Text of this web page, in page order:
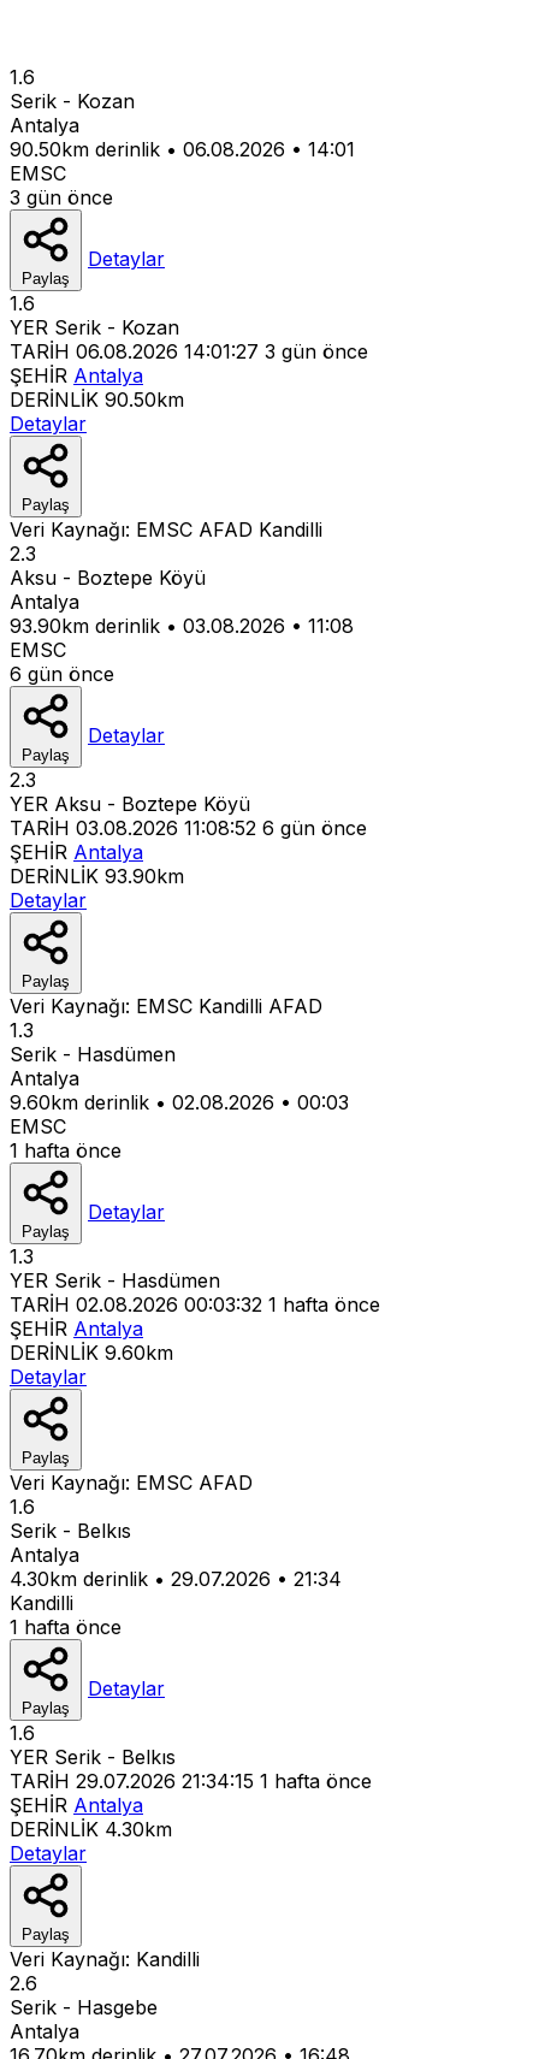
1.6
Serik - Kozan
Antalya
90.50km derinlik • 06.08.2026 • 14:01
EMSC
3 gün önce
Paylaş
Detaylar
1.6
YER Serik - Kozan
TARİH 06.08.2026 14:01:27 3 gün önce
ŞEHİR Antalya
DERİNLİK 90.50km
Detaylar
Paylaş
Veri Kaynağı: EMSC AFAD Kandilli
2.3
Aksu - Boztepe Köyü
Antalya
93.90km derinlik • 03.08.2026 • 11:08
EMSC
6 gün önce
Paylaş
Detaylar
2.3
YER Aksu - Boztepe Köyü
TARİH 03.08.2026 11:08:52 6 gün önce
ŞEHİR Antalya
DERİNLİK 93.90km
Detaylar
Paylaş
Veri Kaynağı: EMSC Kandilli AFAD
1.3
Serik - Hasdümen
Antalya
9.60km derinlik • 02.08.2026 • 00:03
EMSC
1 hafta önce
Paylaş
Detaylar
1.3
YER Serik - Hasdümen
TARİH 02.08.2026 00:03:32 1 hafta önce
ŞEHİR Antalya
DERİNLİK 9.60km
Detaylar
Paylaş
Veri Kaynağı: EMSC AFAD
1.6
Serik - Belkıs
Antalya
4.30km derinlik • 29.07.2026 • 21:34
Kandilli
1 hafta önce
Paylaş
Detaylar
1.6
YER Serik - Belkıs
TARİH 29.07.2026 21:34:15 1 hafta önce
ŞEHİR Antalya
DERİNLİK 4.30km
Detaylar
Paylaş
Veri Kaynağı: Kandilli
2.6
Serik - Hasgebe
Antalya